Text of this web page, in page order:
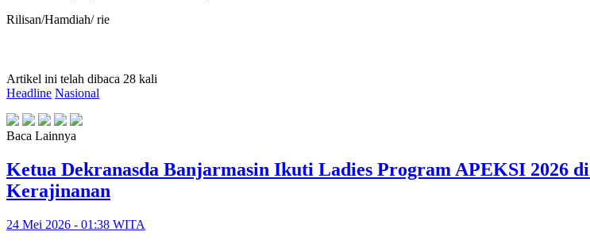
Rilisan/Hamdiah/ rie
Artikel ini telah dibaca 28 kali
Headline Nasional
Baca Lainnya
Ketua Dekranasda Banjarmasin Ikuti Ladies Program APEKSI 2026
Kerajinanan
24 Mei 2026 - 01:38 WITA